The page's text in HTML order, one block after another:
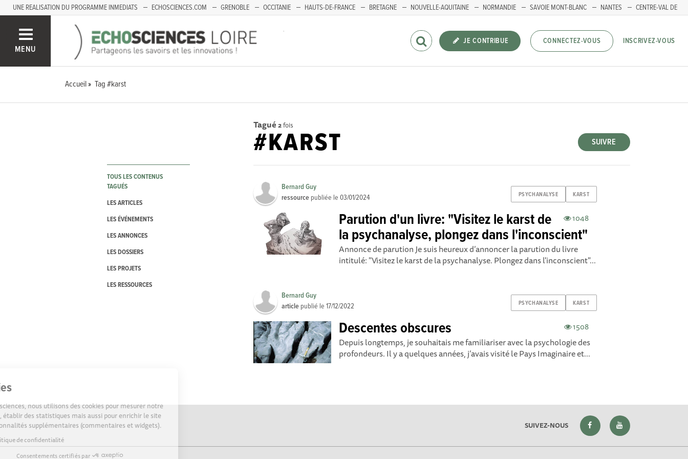
Sur Echosciences, nous utilisons des cookies pour mesurer notre
audience, établir des statistiques mais aussi pour enrichir le site
de fonctionnalités supplémentaires (commentaires et widgets).
Lire la politique de confidentialité
Consentements certifiés par
UNE REALISATION DU PROGRAMME INMEDIATS ECHOSCIENCES.COM GRENOBLE OCCITANIE HAUTS-DE-FRANCE BRETAGNE NOUVELLE-AQUITAINE NORMANDIE SAVOIE MONT-BLANC NANTES
CENTRE-VAL DE
MENU
JE CONTRIBUE CONNECTEZ-VOUS INSCRIVEZ-VOUS
Accueil Tag #karst
TOUS LES CONTENUS
TAGUÉS
LES ARTICLES
LES ÉVÉNEMENTS
LES ANNONCES
LES DOSSIERS
LES PROJETS
LES RESSOURCES
Tagué 2fois
SUIVRE
#KARST
PSYCHANALYSE KARST
Bernard Guy
ressource publiée le03/01/2024
1048
Parution d'un livre: "Visitez le karst de
la psychanalyse, plongez dans l'inconscient"
Annonce de parution Je suis heureux d’annoncer la parution du livre
intitulé: "Visitez le karst de la psychanalyse. Plongez dans l'inconscient"...
PSYCHANALYSE KARST
Bernard Guy
article publié le17/12/2022
1508
Descentes obscures
Depuis longtemps, je souhaitais me familiariser avec la psychologie des
profondeurs. Il y a quelques années, j’avais visité le Pays Imaginaire et...
SUIVEZ-NOUS